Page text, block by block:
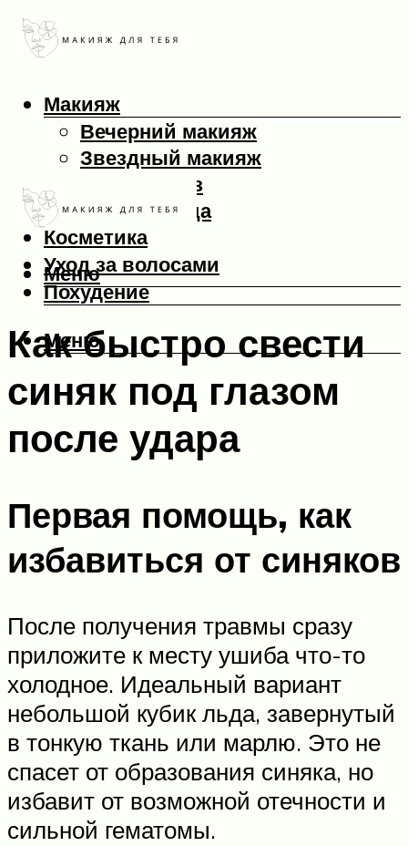
Макияж
Вечерний макияж
Звездный макияж
Макияж глаз
Макияж лица
Косметика
Уход за волосами
Похудение
Меню
Меню
Как быстро свести
синяк под глазом
после удара
Первая помощь, как
избавиться от синяков
После получения травмы сразу
приложите к месту ушиба что-то
холодное. Идеальный вариант
небольшой кубик льда, завернутый
в тонкую ткань или марлю. Это не
спасет от образования синяка, но
избавит от возможной отечности и
сильной гематомы.